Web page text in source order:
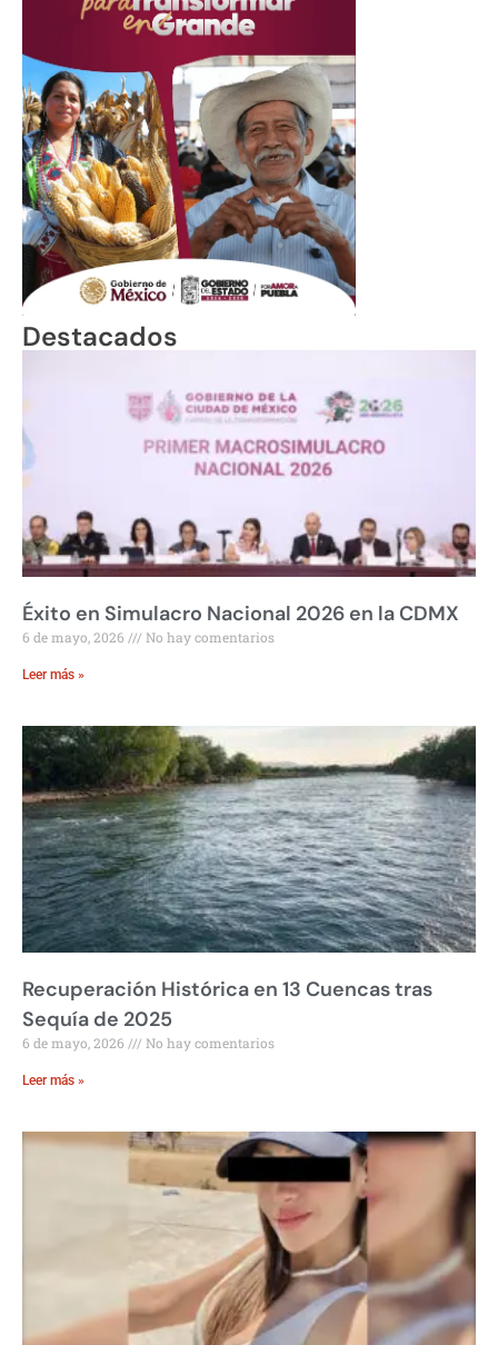
Destacados
Éxito en Simulacro Nacional 2026 en la CDMX
6 de mayo, 2026 No hay comentarios
Leer más »
Recuperación Histórica en 13 Cuencas tras
Sequía de 2025
6 de mayo, 2026 No hay comentarios
Leer más »